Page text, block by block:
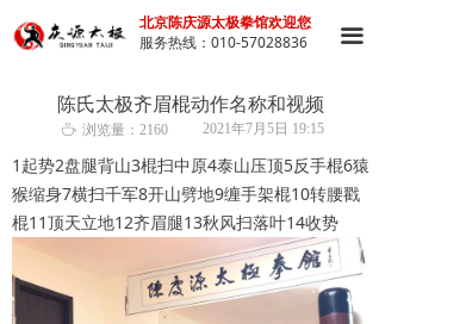
服务热线：010-57028836 끀
北京陈庆源太极拳馆欢迎您
陈氏太极齐眉棍动作名称和视频
1起势2盘腿背山3棍扫中原4泰山压顶5反手棍6猿
猴缩身7横扫千军8开山劈地9缠手架棍10转腰戳
棍11顶天立地12齐眉腿13秋风扫落叶14收势
2021年7月5日 19:15
ꄘ 浏览量： 2160